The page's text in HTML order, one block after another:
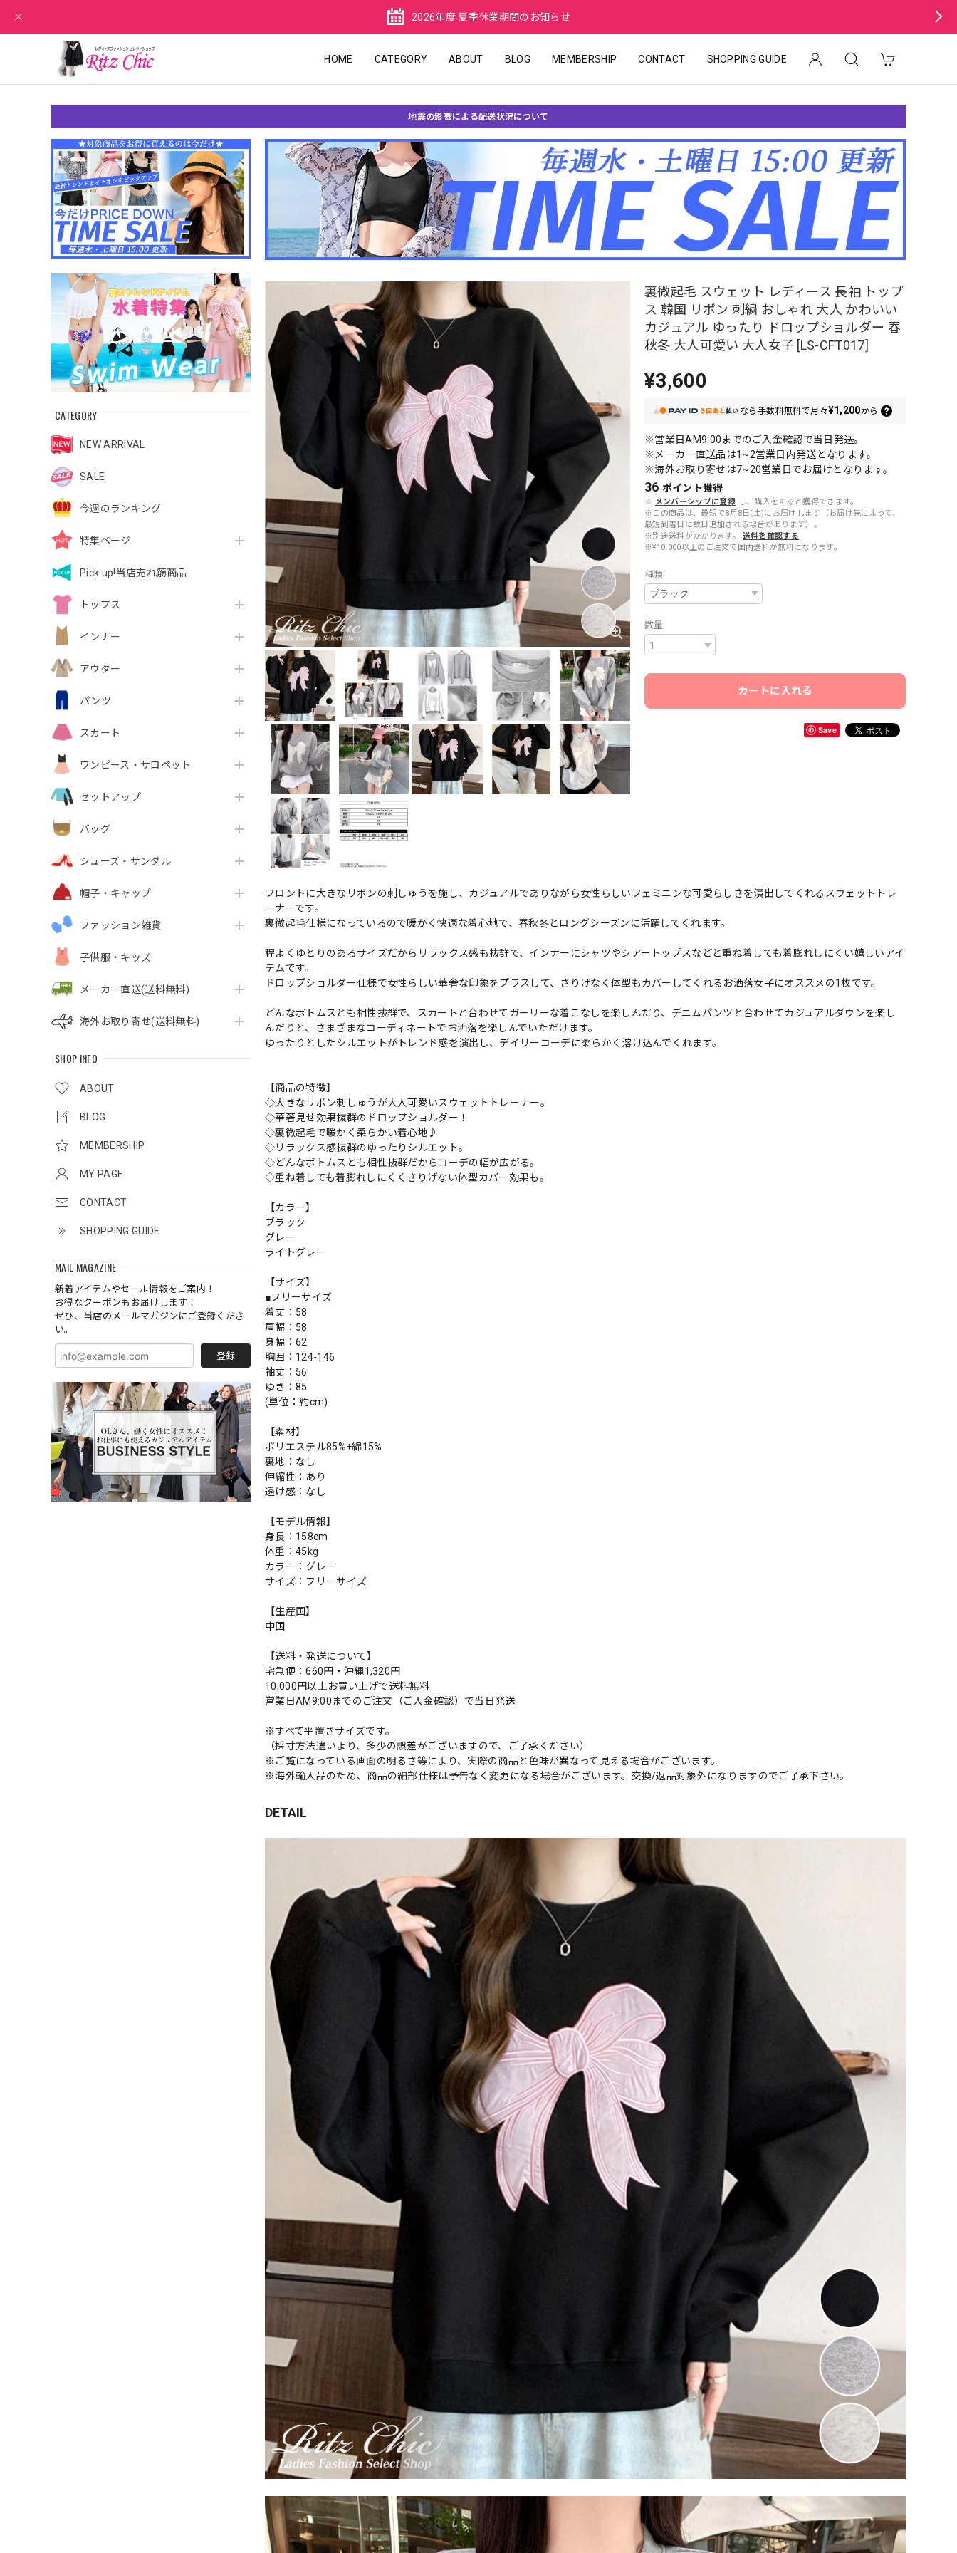
2026年度 夏季休業期間のお知らせ
HOME CATEGORY ABOUT BLOG MEMBERSHIP CONTACT SHOPPING GUIDE
地震の影響による配送状況について
CATEGORY
NEW ARRIVAL
SALE
今週のランキング
特集ページ
Pick up!当店売れ筋商品
トップス
インナー
アウター
パンツ
スカート
ワンピース・サロペット
セットアップ
バッグ
シューズ・サンダル
帽子・キャップ
ファッション雑貨
子供服・キッズ
メーカー直送(送料無料)
海外お取り寄せ(送料無料)
SHOP INFO
ABOUT
BLOG
MEMBERSHIP
MY PAGE
CONTACT
SHOPPING GUIDE
MAIL MAGAZINE
新着アイテムやセール情報をご案内！
お得なクーポンもお届けします！
ぜひ、当店のメールマガジンにご登録くださ
い。
登録
裏微起毛 スウェット レディース 長袖 トップ
ス 韓国 リボン 刺繍 おしゃれ 大人 かわいい
カジュアル ゆったり ドロップショルダー 春
秋冬 大人可愛い 大人女子 [LS-CFT017]
¥3,600
なら 手数料無料で月々¥1,200から
※営業日AM9:00までのご入金確認で当日発送。
※メーカー直送品は1~2営業日内発送となります。
※海外お取り寄せは7~20営業日でお届けとなります。
36 ポイント獲得
※ メンバーシップに登録 し、購入をすると獲得できます。
※この商品は、最短で8月8日(土)にお届けします（お届け先によって、
最短到着日に数日追加される場合があります）。
※別途送料がかかります。
送料を確認する
※¥10,000以上のご注文で国内送料が無料になります。
種類
数量
カートに入れる
Save
フロントに大きなリボンの刺しゅうを施し、カジュアルでありながら女性らしいフェミニンな可愛らしさを演出してくれるスウェットトレ
ーナーです。
裏微起毛仕様になっているので暖かく快適な着心地で、春秋冬とロングシーズンに活躍してくれます。
程よくゆとりのあるサイズだからリラックス感も抜群で、インナーにシャツやシアートップスなどと重ね着しても着膨れしにくい嬉しいアイ
テムです。
ドロップショルダー仕様で女性らしい華奢な印象をプラスして、さりげなく体型もカバーしてくれるお洒落女子にオススメの1枚です。
どんなボトムスとも相性抜群で、スカートと合わせてガーリーな着こなしを楽しんだり、デニムパンツと合わせてカジュアルダウンを楽し
んだりと、さまざまなコーディネートでお洒落を楽しんでいただけます。
ゆったりとしたシルエットがトレンド感を演出し、デイリーコーデに柔らかく溶け込んでくれます。
【商品の特徴】
◇大きなリボン刺しゅうが大人可愛いスウェットトレーナー。
◇華奢見せ効果抜群のドロップショルダー！
◇裏微起毛で暖かく柔らかい着心地♪
◇リラックス感抜群のゆったりシルエット。
◇どんなボトムスとも相性抜群だからコーデの幅が広がる。
◇重ね着しても着膨れしにくくさりげない体型カバー効果も。
【カラー】
ブラック
グレー
ライトグレー
【サイズ】
■フリーサイズ
着丈：58
肩幅：58
身幅：62
胸囲：124-146
袖丈：56
ゆき：85
(単位：約cm)
【素材】
ポリエステル85%+綿15%
裏地：なし
伸縮性：あり
透け感：なし
【モデル情報】
身長：158cm
体重：45kg
カラー：グレー
サイズ：フリーサイズ
【生産国】
中国
【送料・発送について】
宅急便：660円・沖縄1,320円
10,000円以上お買い上げで送料無料
営業日AM9:00までのご注文（ご入金確認）で当日発送
※すべて平置きサイズです。
（採寸方法違いより、多少の誤差がございますので、ご了承ください）
※ご覧になっている画面の明るさ等により、実際の商品と色味が異なって見える場合がございます。
※海外輸入品のため、商品の細部仕様は予告なく変更になる場合がございます。交換/返品対象外になりますのでご了承下さい。
DETAIL